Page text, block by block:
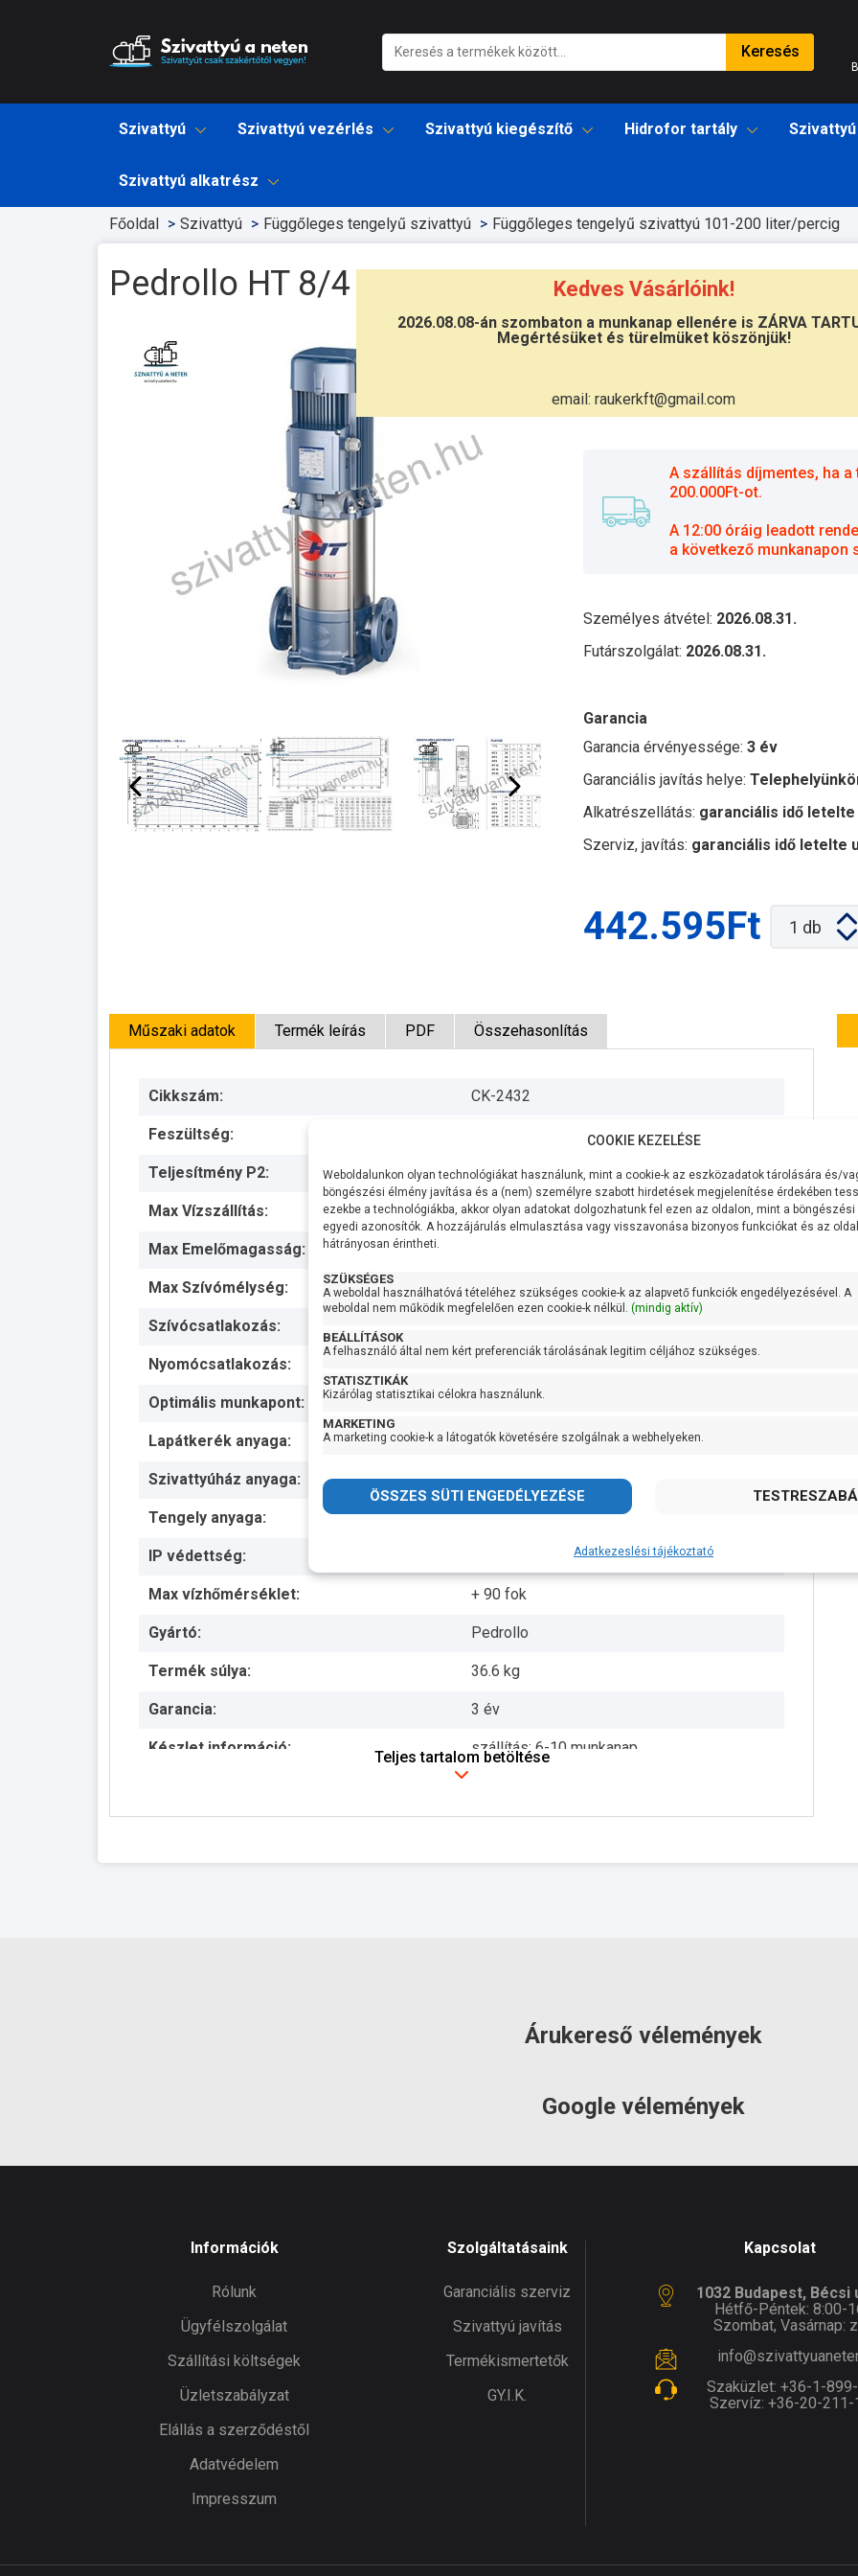
Kedves Vásárlóink!
2026.08.08-án szombaton a munkanap ellenére is ZÁRVA
Megértésüket és türelmüket köszönjük!
email: raukerkft@gmail.com
Keresés
Szivattyú Szivattyú vezérlés Szivattyú kiegészítő Hidrofor tartály
Szivattyú alkatrész
Főoldal Szivattyú Függőleges tengelyű szivattyú Függőleges tengelyű szivattyú 101-200 liter/percig
Pedrollo HT 8/4
Átvétel
Szállítási költség:ingyenes
A szállítás díjmentes, ha
200.000Ft-ot.
A 12:00 óráig leadott
a következő munkanapon
Személyes átvétel: 2026.08.31.
Futárszolgálat: 2026.08.31.
Garancia
Garancia érvényessége: 3 év
Garanciális javítás helye:
Alkatrészellátás: garanciális idő letelte
Szerviz, javítás: garanciális idő letelte
442.595Ft 1 db
Műszaki adatok Termék leírás PDF Összehasonlítás
Cikkszám: CK-2432
Feszültség:
Teljesítmény P2: 1500W
Max Vízszállítás: 200 liter/perc
Max Emelőmagasság:
Max Szívómélység: 7 méter
Szívócsatlakozás:
Nyomócsatlakozás: DN 40
Optimális munkapont: 35,5 méteren 140 liter/perc
Lapátkerék anyaga: AISI 304 rozsdamentes acél
Szivattyúház anyaga: Öntvény
Tengely anyaga: AISI 431 rozsdamentes acél
IP védettség:
Max vízhőmérséklet: + 90 fok
Gyártó: Pedrollo
Termék súlya: 36.6 kg
Garancia: 3 év
Készlet információ: szállítás: 6-10 munkanap
Teljes tartalom betöltése
Árukereső vélemények
Google vélemények
Információk
Rólunk
Ügyfélszolgálat
Szállítási költségek
Üzletszabályzat
Elállás a szerződéstől
Adatvédelem
Impresszum
Szolgáltatásaink
Garanciális szerviz
Szivattyú javítás
Termékismertetők
GY.I.K.
Kapcsolat
1032 Budapest, Bécsi
Hétfő-Péntek: 8:00-
Szombat, Vasárnap:
Szaküzlet: +36-1-
Szervíz: +36-20-211-
COOKIE KEZELÉSE
Weboldalunkon olyan technológiákat használunk, mint a cookie-k az eszközadatok tárolására és/
böngészési élmény javítása és a (nem) személyre szabott hirdetések megjelenítése érdekében
ezekbe a technológiákba, akkor olyan adatokat dolgozhatunk fel ezen az oldalon, mint a
egyedi azonosítók. A hozzájárulás elmulasztása vagy visszavonása bizonyos funkciókat és az
hátrányosan érintheti.
SZÜKSÉGES
A weboldal használhatóvá tételéhez szükséges cookie-k az alapvető funkciók engedélyezésével. A
weboldal nem működik megfelelően ezen cookie-k nélkül. (mindig aktív)
BEÁLLÍTÁSOK
A felhasználó által nem kért preferenciák tárolásának legitim céljához szükséges.
STATISZTIKÁK
Kizárólag statisztikai célokra használunk.
MARKETING
A marketing cookie-k a látogatók követésére szolgálnak a webhelyeken.
Adatkezeslési tájékoztató